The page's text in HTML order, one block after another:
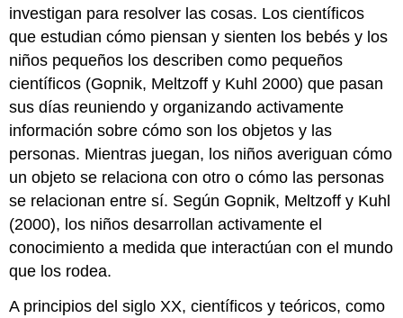
investigan para resolver las cosas. Los científicos
que estudian cómo piensan y sienten los bebés y los
niños pequeños los describen como pequeños
científicos (Gopnik, Meltzoff y Kuhl 2000) que pasan
sus días reuniendo y organizando activamente
información sobre cómo son los objetos y las
personas. Mientras juegan, los niños averiguan cómo
un objeto se relaciona con otro o cómo las personas
se relacionan entre sí. Según Gopnik, Meltzoff y Kuhl
(2000), los niños desarrollan activamente el
conocimiento a medida que interactúan con el mundo
que los rodea.
A principios del siglo XX, científicos y teóricos, como